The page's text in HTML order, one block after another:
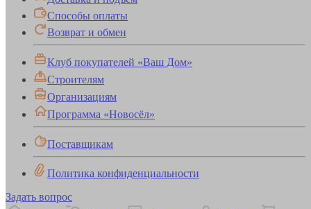
Способы оплаты
Возврат и обмен
Клуб покупателей «Ваш Дом»
Строителям
Организациям
Программа «Новосёл»
Поставщикам
Политика конфиденциальности
Задать вопрос